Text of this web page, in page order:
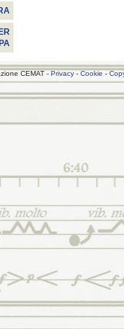
CEMAT - Privacy - Cookie -